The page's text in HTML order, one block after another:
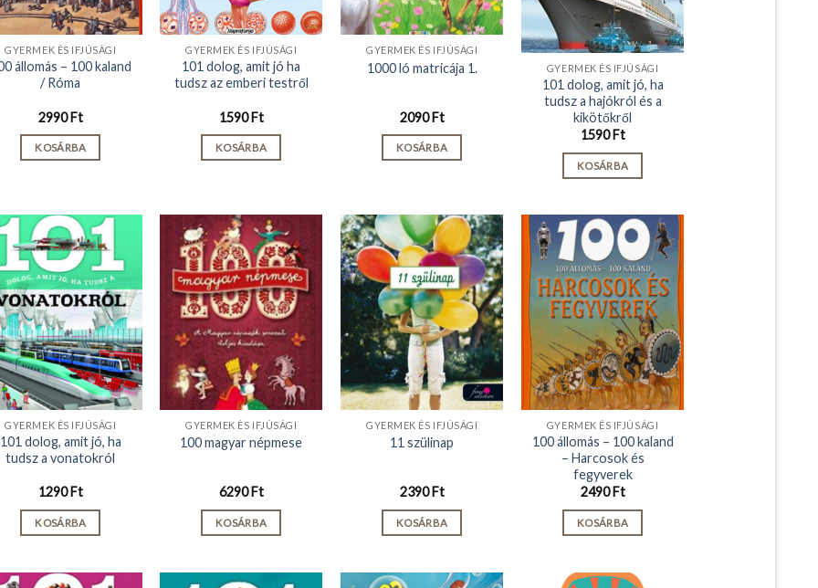
GYERMEK ÉS IFJÚSÁGI
állomás – 100 kaland
/ Róma
2990Ft
KOSÁRBA
GYERMEK ÉS IFJÚSÁGI
101 dolog, amit jó ha
tudsz az emberi testről
1590Ft
KOSÁRBA
GYERMEK ÉS IFJÚSÁGI
1000 ló matricája 1.
2090Ft
KOSÁRBA
GYERMEK ÉS IFJÚSÁGI
101 dolog, amit jó, ha
tudsz a hajókról és a
kikötőkről
1590Ft
KOSÁRBA
GYERMEK ÉS IFJÚSÁGI
101 dolog, amit jó, ha
tudsz a vonatokról
1290Ft
KOSÁRBA
GYERMEK ÉS IFJÚSÁGI
100 magyar népmese
6290Ft
KOSÁRBA
GYERMEK ÉS IFJÚSÁGI
11 szülinap
2390Ft
KOSÁRBA
GYERMEK ÉS IFJÚSÁGI
100 állomás – 100 kaland
– Harcosok és
fegyverek
2490Ft
KOSÁRBA